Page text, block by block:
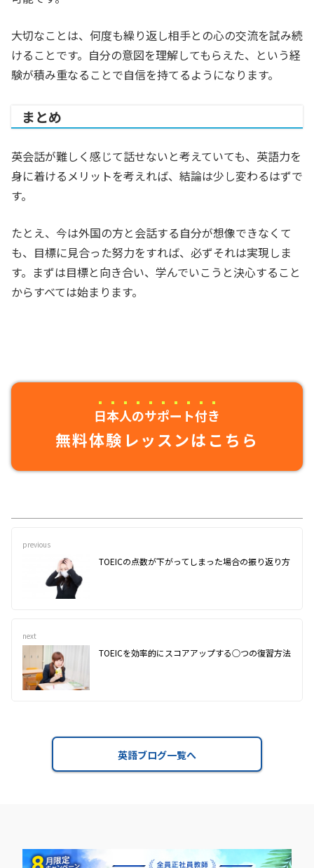
大切なことは、何度も繰り返し相手との心の交流を試み続
けることです。自分の意図を理解してもらえた、という経
験が積み重なることで自信を持てるようになります。
まとめ
英会話が難しく感じて話せないと考えていても、英語力を
身に着けるメリットを考えれば、結論は少し変わるはずで
す。
たとえ、今は外国の方と会話する自分が想像できなくて
も、目標に見合った努力をすれば、必ずそれは実現しま
す。まずは目標と向き合い、学んでいこうと決心すること
からすべては始まります。
日本人のサポート付き
無料体験レッスンはこちら
previous
TOEICの点数が下がってしまった場合の振り返り方
next
TOEICを効率的にスコアアップする○つの復習方法
英語ブログ一覧へ